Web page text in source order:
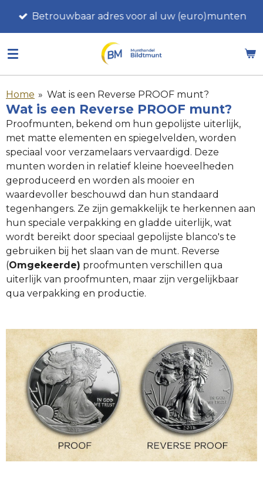
de
Betrouwbaar adres voor al uw (euro)munten
Home » Wat is een Reverse PROOF munt?
Wat is een Reverse PROOF munt?
Proofmunten, bekend om hun gepolijste uiterlijk,
met matte elementen en spiegelvelden, worden
speciaal voor verzamelaars vervaardigd. Deze
munten worden in relatief kleine hoeveelheden
geproduceerd en worden als mooier en
waardevoller beschouwd dan hun standaard
tegenhangers. Ze zijn gemakkelijk te herkennen aan
hun speciale verpakking en gladde uiterlijk, wat
wordt bereikt door speciaal gepolijste blanco's te
gebruiken bij het slaan van de munt. Reverse
(Omgekeerde) proofmunten verschillen qua
uiterlijk van proofmunten, maar zijn vergelijkbaar
qua verpakking en productie.